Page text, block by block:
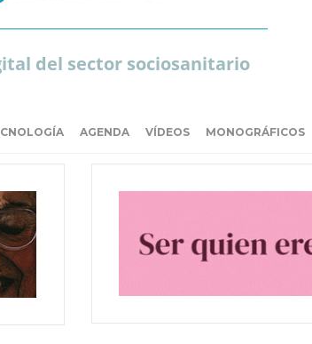
del sector sociosanitario
AGENDA VÍDEOS MONOGRÁFICOS